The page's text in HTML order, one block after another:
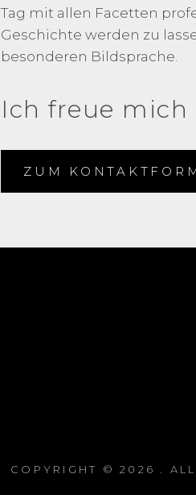
Tag mit allen Facetten
Geschichte werden zu
besonderen Bildsprache.
Ich freue
ZUM
COPYRIGHT © 2026 .